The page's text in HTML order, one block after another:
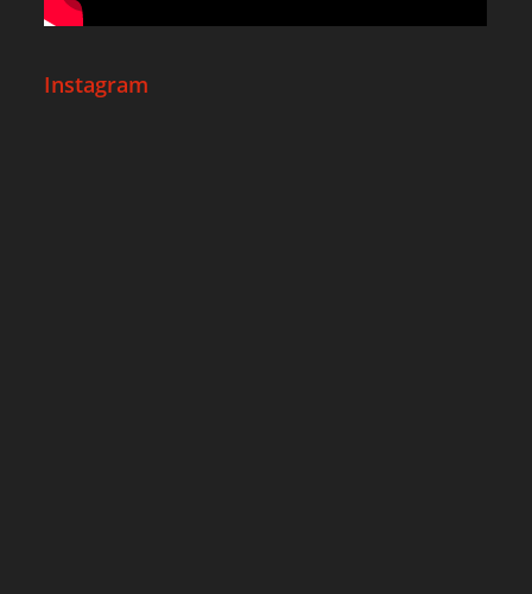
Instagram